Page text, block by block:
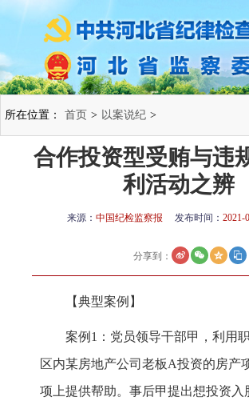
所在位置： 首页 > 以案说纪 >
合作投资型受贿与违
利活动之辨
来源： 中国纪检监察报 发布时间： 2021-
分享到：
【典型案例】
案例1：党员领导干部甲，利用
区内某房地产公司老板A投资的房产
项上提供帮助。事后甲提出想投资入